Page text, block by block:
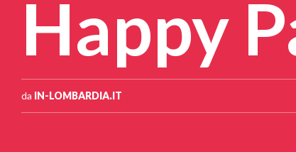
Happy
da IN-LOMBARDIA.IT